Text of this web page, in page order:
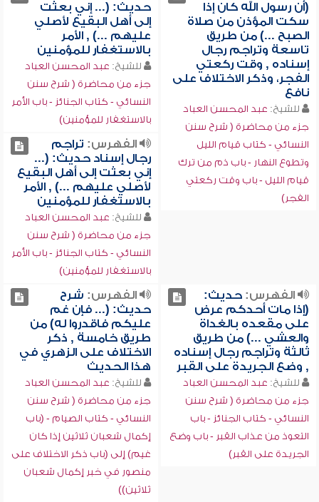
(أن رسول الله كان إذا
سكت المؤذن من صلاة
الصبح ...) من طريق
تاسعة وتراجم رجال
إسناده , وقت ركعتي
الفجر، وذكر الاختلاف على
نافع
للشيخ: عبد المحسن العباد
جزء من محاضرة ( شرح سنن
النسائي - كتاب قيام الليل
وتطوع النهار - باب ذم من ترك
قيام الليل - باب وقت ركعتي
الفجر)
حديث: (... إني بعثت
إلى أهل البقيع لأصلي
عليهم ...) , الأمر
بالاستغفار للمؤمنين
للشيخ: عبد المحسن العباد
جزء من محاضرة ( شرح سنن
النسائي - كتاب الجنائز - باب الأمر
بالاستغفار للمؤمنين)
الفهرس: تراجم
رجال إسناد حديث: (...
إني بعثت إلى أهل البقيع
لأصلي عليهم ...) , الأمر
بالاستغفار للمؤمنين
للشيخ: عبد المحسن العباد
جزء من محاضرة ( شرح سنن
النسائي - كتاب الجنائز - باب الأمر
بالاستغفار للمؤمنين)
الفهرس:حديث:
(إذا مات أحدكم عرض
على مقعده بالغداة
والعشي ...) من طريق
ثالثة وتراجم رجال إسناده
, وضع الجريدة على القبر
للشيخ: عبد المحسن العباد
جزء من محاضرة ( شرح سنن
النسائي - كتاب الجنائز - باب
التعوذ من عذاب القبر - باب وضع
الجريدة على القبر)
الفهرس: شرح
حديث: (... فإن غم
عليكم فاقدروا له) من
طريق خامسة , ذكر
الاختلاف على الزهري في
هذا الحديث
للشيخ: عبد المحسن العباد
جزء من محاضرة ( شرح سنن
النسائي - كتاب الصيام - (باب
إكمال شعبان ثلاثين إذا كان
غيم) إلى (باب ذكر الاختلاف على
منصور في خبر إكمال شعبان
ثلاثين))